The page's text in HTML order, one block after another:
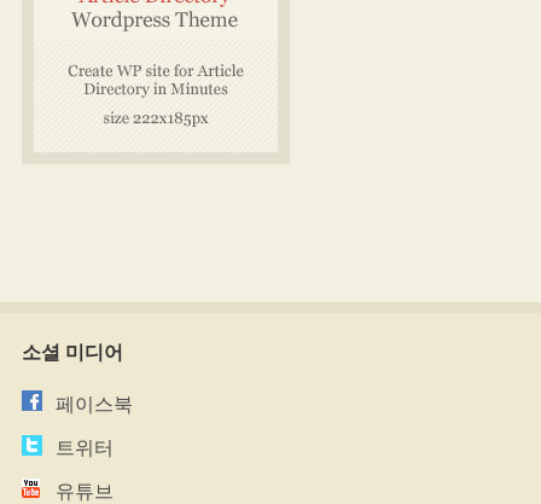
소셜 미디어
페이스북
트위터
유튜브